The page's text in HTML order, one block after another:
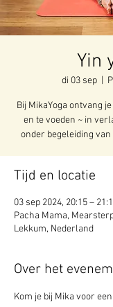
Yin
di 03 sep
  |
Bij MikaYoga ontvang
en te voeden ~ in
onder begeleiding
Tijd en locatie
03 sep 2024, 20:15 –
Pacha Mama,
Lekkum, Nederland
Over het
Kom je bij Mika voor